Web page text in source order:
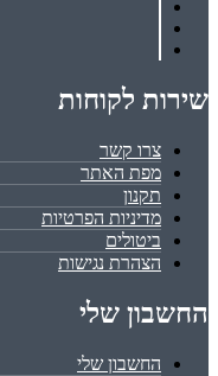
שירות לקוחות
צרו קשר
מפת האתר
תקנון
מדיניות הפרטיות
ביטולים
הצהרת נגישות
החשבון שלי
החשבון שלי